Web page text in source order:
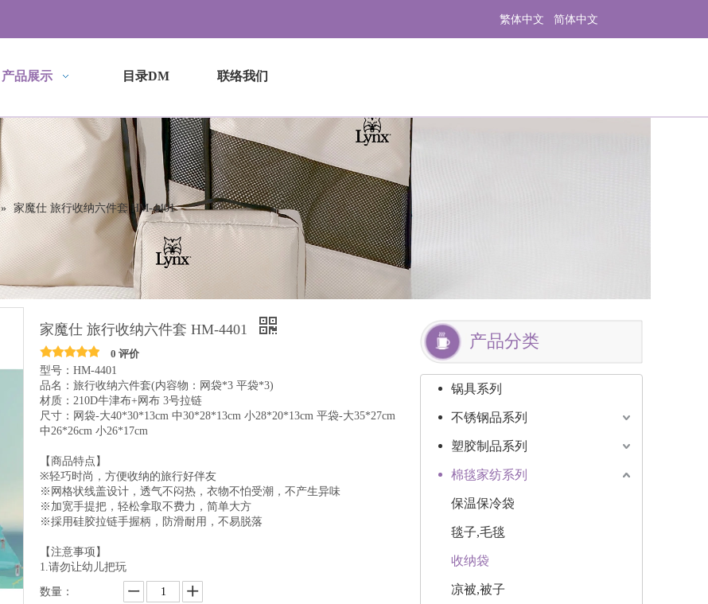
繁体中文 简体中文
产品展示 目录DM 联络我们
» 家魔仕 旅行收纳六件套 HM-4401
家魔仕 旅行收纳六件套 HM-4401
0 评价
型号：HM-4401
品名：旅行收纳六件套(内容物：网袋*3 平袋*3)
材质：210D牛津布+网布 3号拉链
尺寸：网袋-大40*30*13cm 中30*28*13cm 小28*20*13cm 平袋-大35*27cm
中26*26cm 小26*17cm
【商品特点】
※轻巧时尚，方便收纳的旅行好伴友
※网格状线盖设计，透气不闷热，衣物不怕受潮，不产生异味
※加宽手提把，轻松拿取不费力，简单大方
※採用硅胶拉链手握柄，防滑耐用，不易脱落
【注意事项】
1.请勿让幼儿把玩
数量：
产品分类
锅具系列
不锈钢品系列
塑胶制品系列
棉毯家纺系列
保温保冷袋
毯子,毛毯
收纳袋
凉被,被子